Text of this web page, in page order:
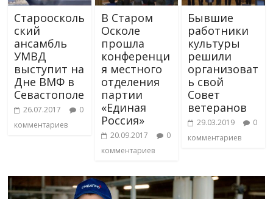
Староосколь
ский
ансамбль
УМВД
выступит на
Дне ВМФ в
Севастополе
26.07.2017
0
комментариев
В Старом
Осколе
прошла
конференци
я местного
отделения
партии
«Единая
Россия»
20.09.2017
0
комментариев
Бывшие
работники
культуры
решили
организоват
ь свой
Совет
ветеранов
29.03.2019
0
комментариев